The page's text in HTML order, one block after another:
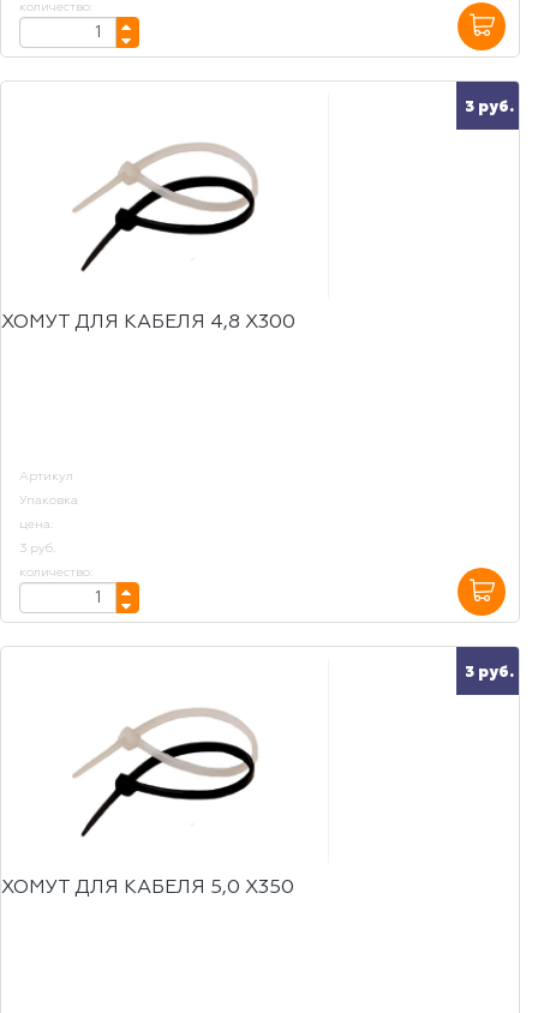
количество:
3 руб.
ХОМУТ ДЛЯ КАБЕЛЯ 4,8 Х300
Артикул
Упаковка
цена:
3 руб.
количество:
3 руб.
ХОМУТ ДЛЯ КАБЕЛЯ 5,0 Х350